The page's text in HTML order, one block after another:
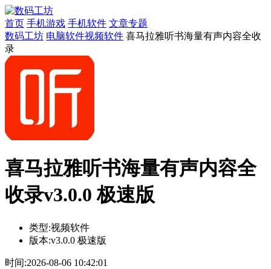
首页 手机游戏 手机软件 文章专题
数码工坊 电脑软件视频软件 喜马拉雅听书海量有声内容全收
录
喜马拉雅听书海量有声内容全
收录v3.0.0 极速版
类型:视频软件
版本:v3.0.0 极速版
时间:2026-08-06 10:42:01